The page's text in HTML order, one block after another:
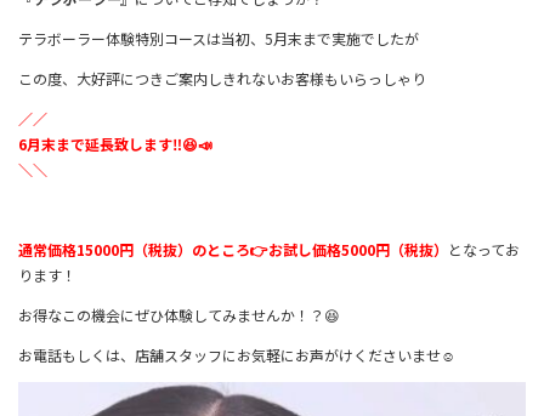
テラボーラー体験特別コースは当初、5月末まで実施でしたが
この度、大好評につきご案内しきれないお客様もいらっしゃり
／／
6月末まで延長致します‼️😆📣
＼＼
通常価格15000円（税抜）のところ👉お試し価格5000円（税抜） となってお
ります！
お得なこの機会にぜひ体験してみませんか！？😆
お電話もしくは、店舗スタッフにお気軽にお声がけくださいませ☺️